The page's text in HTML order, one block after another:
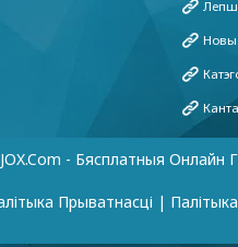
- Бясплатныя Онлайн
Прыватнасці |